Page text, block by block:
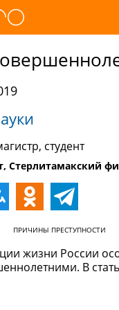
студент
Стерлитамакский
ПРИЧИНЫ ПРЕСТУПНОСТИ
жизни России
В